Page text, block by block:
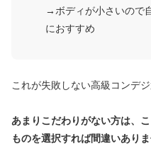
→ボディが小さいので
におすすめ
これが失敗しない高級コンデ
あまりこだわりがない方は、
ものを選択すれば間違いあり